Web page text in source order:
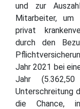
und zur
Mitarbeiter, um
privat
durch den
Jahr 2021 bei
Jahr
Unterschreitung
die Chance,